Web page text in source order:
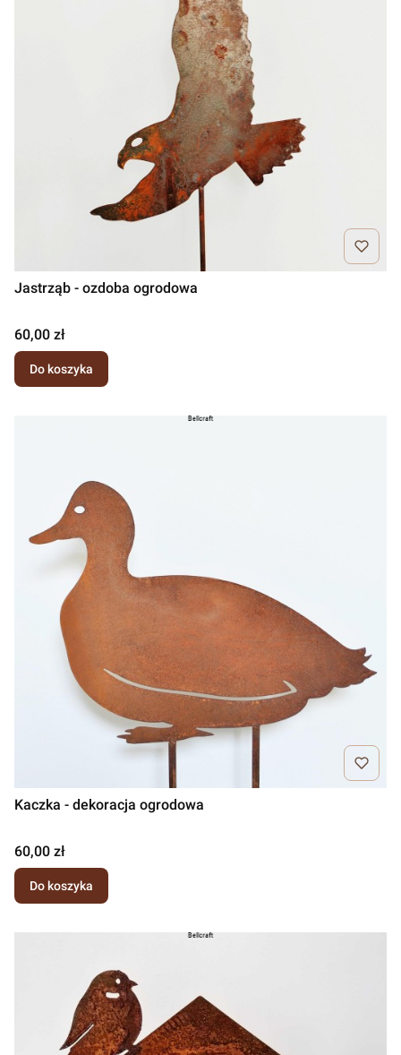
Jastrząb - ozdoba ogrodowa
Cena
60,00 zł
Do koszyka
Kaczka - dekoracja ogrodowa
Cena
60,00 zł
Do koszyka